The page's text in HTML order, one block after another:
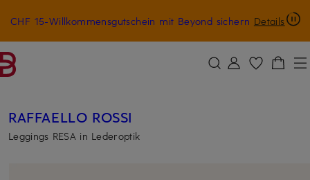
ZUM HAUPTINHALT ÜBERSPRINGEN ZUM SUCHFELD ÜBERSPRINGEN
CHF 15-Willkommensgutschein mit Beyond sichern Details
RAFFAELLO ROSSI
Leggings RESA in Lederoptik